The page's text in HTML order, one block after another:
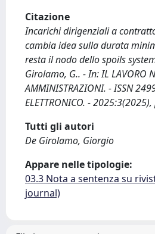
Citazione
Incarichi dirigenziali a
cambia idea sulla durata
resta il nodo dello spoils
Girolamo, G.. - In: IL LAVORO
AMMINISTRAZIONI. - ISSN
ELETTRONICO. -
Tutti gli autori
De Girolamo, Giorgio
Appare nelle tipologie:
03.3 Nota a sentenza su
journal)